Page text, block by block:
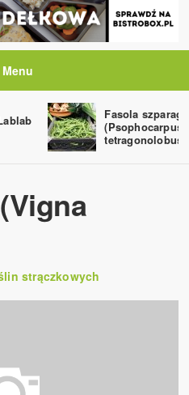
Menu
Fasola
(Psophocarpus
tetragonolobus)
strączkowych